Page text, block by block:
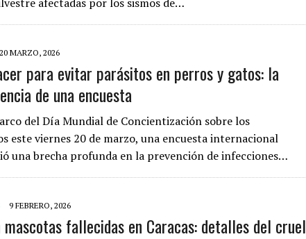
20 MARZO, 2026
para evitar parásitos en perros y gatos: la
de una encuesta
del Día Mundial de Concientización sobre los
este viernes 20 de marzo, una encuesta internacional
una brecha profunda en la prevención de infecciones…
9 FEBRERO, 2026
fallecidas en Caracas: detalles del cruel